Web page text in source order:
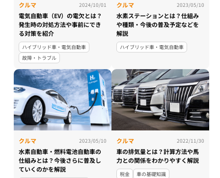
クルマ 2024/10/01
電気自動車（EV）の電欠とは？
発生時の対処方法や事前にでき
る対策を紹介
ハイブリッド車・電気自動車
故障・トラブル
クルマ 2023/05/10
水素ステーションとは？仕組み
や種類・今後の普及予定などを
解説
ハイブリッド車・電気自動車
クルマ 2023/05/10
水素自動車・燃料電池自動車の
仕組みとは？今後さらに普及し
ていくのかを解説
クルマ 2022/11/30
車の排気量とは？計算方法や馬
力との関係をわかりやすく解説
税金 車の基礎知識